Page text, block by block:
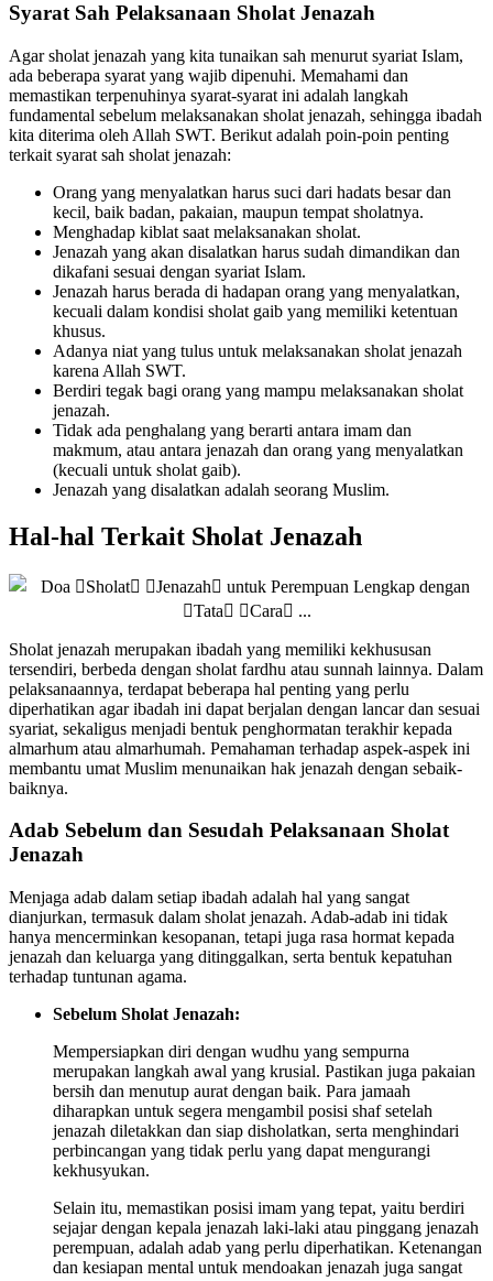
Syarat Sah Pelaksanaan Sholat Jenazah
Agar sholat jenazah yang kita tunaikan sah menurut syariat Islam,
ada beberapa syarat yang wajib dipenuhi. Memahami dan
memastikan terpenuhinya syarat-syarat ini adalah langkah
fundamental sebelum melaksanakan sholat jenazah, sehingga ibadah
kita diterima oleh Allah SWT. Berikut adalah poin-poin penting
terkait syarat sah sholat jenazah:
Orang yang menyalatkan harus suci dari hadats besar dan
kecil, baik badan, pakaian, maupun tempat sholatnya.
Menghadap kiblat saat melaksanakan sholat.
Jenazah yang akan disalatkan harus sudah dimandikan dan
dikafani sesuai dengan syariat Islam.
Jenazah harus berada di hadapan orang yang menyalatkan,
kecuali dalam kondisi sholat gaib yang memiliki ketentuan
khusus.
Adanya niat yang tulus untuk melaksanakan sholat jenazah
karena Allah SWT.
Berdiri tegak bagi orang yang mampu melaksanakan sholat
jenazah.
Tidak ada penghalang yang berarti antara imam dan
makmum, atau antara jenazah dan orang yang menyalatkan
(kecuali untuk sholat gaib).
Jenazah yang disalatkan adalah seorang Muslim.
Hal-hal Terkait Sholat Jenazah
Sholat jenazah merupakan ibadah yang memiliki kekhususan
tersendiri, berbeda dengan sholat fardhu atau sunnah lainnya. Dalam
pelaksanaannya, terdapat beberapa hal penting yang perlu
diperhatikan agar ibadah ini dapat berjalan dengan lancar dan sesuai
syariat, sekaligus menjadi bentuk penghormatan terakhir kepada
almarhum atau almarhumah. Pemahaman terhadap aspek-aspek ini
membantu umat Muslim menunaikan hak jenazah dengan sebaik-
baiknya.
Adab Sebelum dan Sesudah Pelaksanaan Sholat
Jenazah
Menjaga adab dalam setiap ibadah adalah hal yang sangat
dianjurkan, termasuk dalam sholat jenazah. Adab-adab ini tidak
hanya mencerminkan kesopanan, tetapi juga rasa hormat kepada
jenazah dan keluarga yang ditinggalkan, serta bentuk kepatuhan
terhadap tuntunan agama.
Sebelum Sholat Jenazah:
Mempersiapkan diri dengan wudhu yang sempurna
merupakan langkah awal yang krusial. Pastikan juga pakaian
bersih dan menutup aurat dengan baik. Para jamaah
diharapkan untuk segera mengambil posisi shaf setelah
jenazah diletakkan dan siap disholatkan, serta menghindari
perbincangan yang tidak perlu yang dapat mengurangi
kekhusyukan.
Selain itu, memastikan posisi imam yang tepat, yaitu berdiri
sejajar dengan kepala jenazah laki-laki atau pinggang jenazah
perempuan, adalah adab yang perlu diperhatikan. Ketenangan
dan kesiapan mental untuk mendoakan jenazah juga sangat